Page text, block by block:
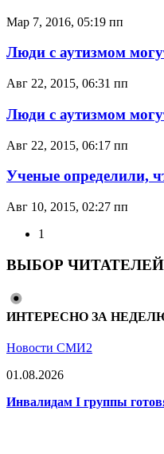
Мар 7, 2016, 05:19 пп
Люди с аутизмом
Авг 22, 2015, 06:31 пп
Люди с аутизмом
Авг 22, 2015, 06:17 пп
Ученые определили,
Авг 10, 2015, 02:27 пп
1
ВЫБОР ЧИТАТЕЛЕЙ
ИНТЕРЕСНО ЗА
Новости СМИ2
01.08.2026
Инвалидам I группы